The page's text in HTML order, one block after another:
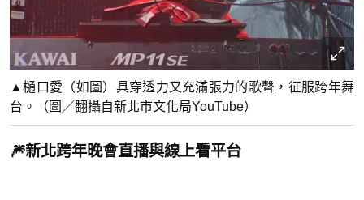
▲樋口愛（如圖）具穿透力又充滿張力的歌聲，征服跨年舞
台。（圖／翻攝自新北市文化局YouTube）
🎆新北跨年晚會直播與線上看平台